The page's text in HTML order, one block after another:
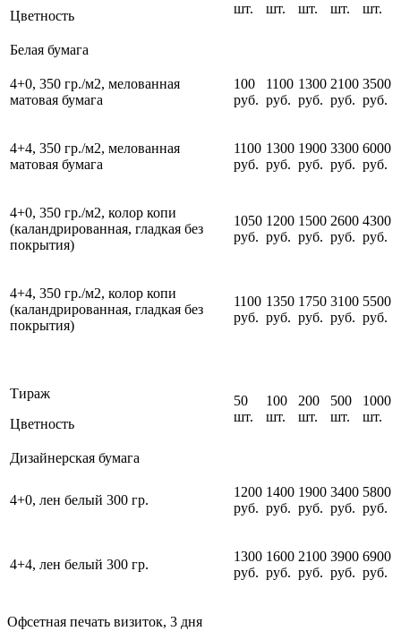
Цветность
шт.
шт.
шт.
шт.
шт.
Белая бумага
4+0, 350 гр./м2, мелованная
матовая бумага
100
руб.
1100
руб.
1300
руб.
2100
руб.
3500
руб.
4+4, 350 гр./м2, мелованная
матовая бумага
1100
руб.
1300
руб.
1900
руб.
3300
руб.
6000
руб.
4+0, 350 гр./м2, колор копи
(каландрированная, гладкая без
покрытия)
1050
руб.
1200
руб.
1500
руб.
2600
руб.
4300
руб.
4+4, 350 гр./м2, колор копи
(каландрированная, гладкая без
покрытия)
1100
руб.
1350
руб.
1750
руб.
3100
руб.
5500
руб.
Тираж
Цветность
50
шт.
100
шт.
200
шт.
500
шт.
1000
шт.
Дизайнерская бумага
4+0, лен белый 300 гр.
1200
руб.
1400
руб.
1900
руб.
3400
руб.
5800
руб.
4+4, лен белый 300 гр.
1300
руб.
1600
руб.
2100
руб.
3900
руб.
6900
руб.
Офсетная печать визиток, 3 дня